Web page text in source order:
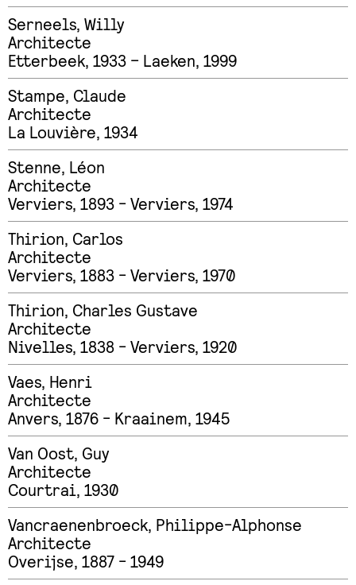
Serneels, Willy
Architecte
Etterbeek, 1933 – Laeken, 1999
Stampe, Claude
Architecte
La Louvière, 1934
Stenne, Léon
Architecte
Verviers, 1893 - Verviers, 1974
Thirion, Carlos
Architecte
Verviers, 1883 - Verviers, 1970
Thirion, Charles Gustave
Architecte
Nivelles, 1838 - Verviers, 1920
Vaes, Henri
Architecte
Anvers, 1876 - Kraainem, 1945
Van Oost, Guy
Architecte
Courtrai, 1930
Vancraenenbroeck, Philippe-Alphonse
Architecte
Overijse, 1887 - 1949